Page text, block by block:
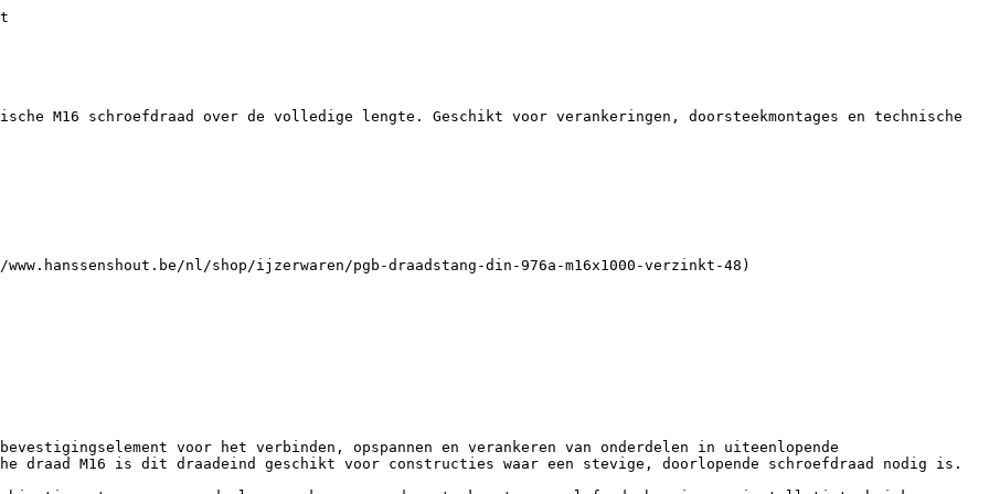
www.hanssenshout.be/nl/dak-en-gevel/eternit)
    - [Rockpanel](https://www.hanssenshout.be/nl/dak